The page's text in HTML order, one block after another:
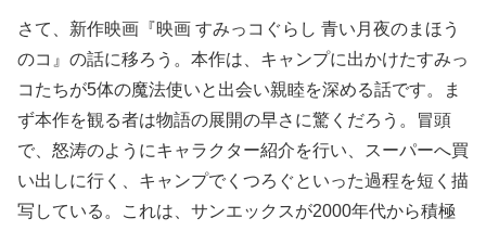
さて、新作映画『映画 すみっコぐらし 青い月夜のまほう
のコ』の話に移ろう。本作は、キャンプに出かけたすみっ
コたちが5体の魔法使いと出会い親睦を深める話です。ま
ず本作を観る者は物語の展開の早さに驚くだろう。冒頭
で、怒涛のようにキャラクター紹介を行い、スーパーへ買
い出しに行く、キャンプでくつろぐといった過程を短く描
写している。これは、サンエックスが2000年代から積極